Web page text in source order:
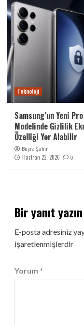
Teknoloji
Samsung’un Yeni Pro
Modelinde Gizlilik
Özelliği Yer Alabilir
Büşra Şahin
Haziran 22, 2026 0
Bir yanıt yazın
E-posta adresiniz
işaretlenmişlerdir
Yorum *